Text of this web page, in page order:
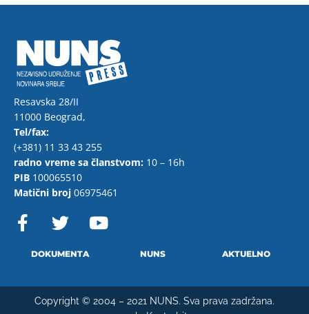
Resavska 28/II
11000 Beograd,
Tel/fax:
(+381) 11 33 43 255
radno vreme sa članstvom: 10 – 16h
PIB 100065510
Matični broj 06975461
F
a
o
w
t
e
o
b
DOKUMENTA NUNS AKTUELNO
Copyright © 2004 – 2021 NUNS. Sva prava zadržana.